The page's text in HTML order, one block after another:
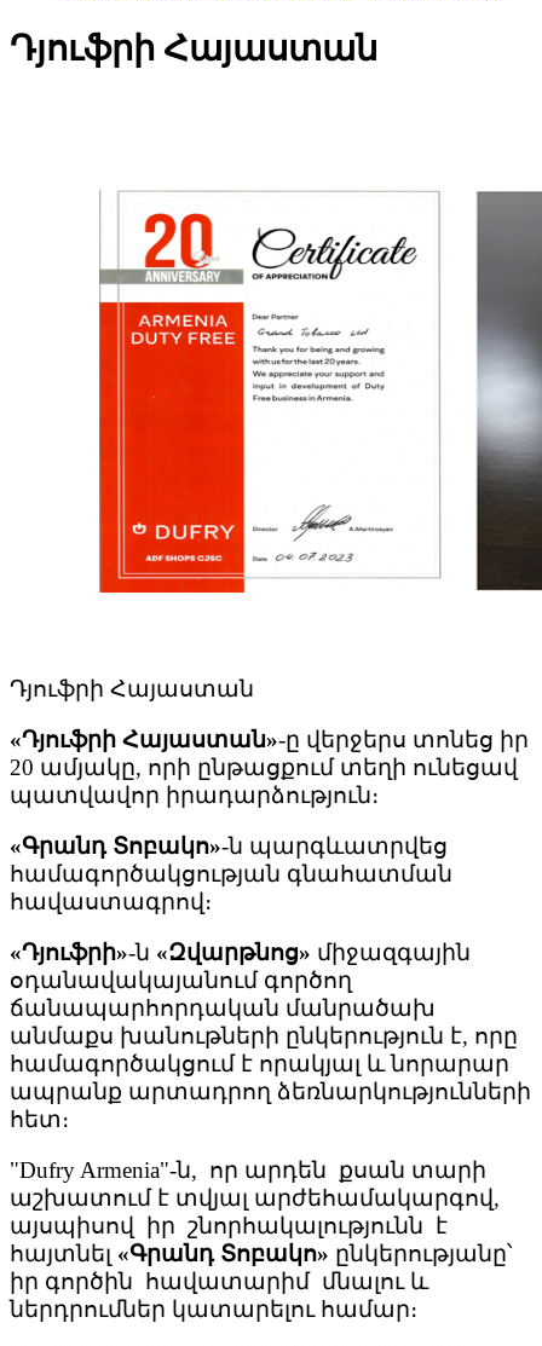
Դյուֆրի Հայաստան
Դյուֆրի Հայաստան
«Դյուֆրի Հայաստան»-ը վերջերս տոնեց իր
20 ամյակը, որի ընթացքում տեղի ունեցավ
պատվավոր իրադարձություն։
«Գրանդ Տոբակո»-ն պարգևատրվեց
համագործակցության գնահատման
հավաստագրով։
«Դյուֆրի»-ն «Զվարթնոց» միջազգային
օդանավակայանում գործող
ճանապարհորդական մանրածախ
անմաքս խանութների ընկերություն է, որը
համագործակցում է որակյալ և նորարար
ապրանք արտադրող ձեռնարկությունների
հետ։
"Dufry Armenia"-ն, որ արդեն քսան տարի
աշխատում է տվյալ արժեհամակարգով,
այսպիսով իր շնորհակալությունն է
հայտնել «Գրանդ Տոբակո» ընկերությանը՝
իր գործին հավատարիմ մնալու և
ներդրումներ կատարելու համար։